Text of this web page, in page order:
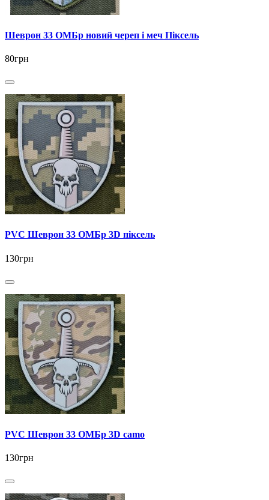
Шеврон 33 ОМБр новий череп і меч Піксель
80грн
PVC Шеврон 33 ОМБр 3D піксель
130грн
PVC Шеврон 33 ОМБр 3D camo
130грн